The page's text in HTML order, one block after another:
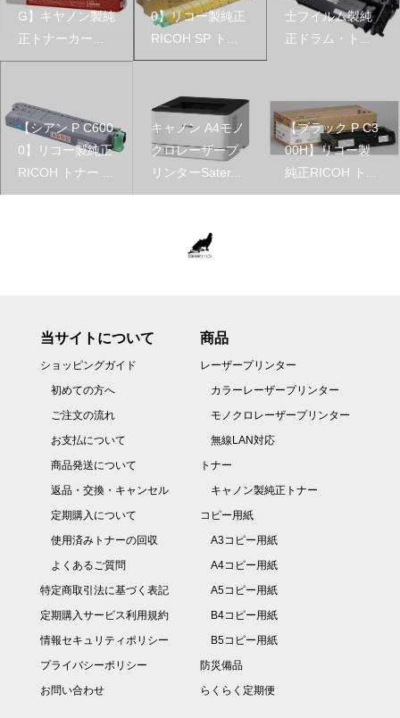
G】キヤノン製純
正トナーカー...
0】リコー製純正
RICOH SP ト...
士フイルム製純
正ドラム・ト...
【シアン P C600
0】リコー製純正
RICOH トナー ...
キャノン A4モノ
クロレーザープ
リンターSater...
【ブラック P C3
00H】リコー製
純正RICOH ト...
当サイトについて
ショッピングガイド
初めての方へ
ご注文の流れ
お支払について
商品発送について
返品・交換・キャンセル
定期購入について
使用済みトナーの回収
よくあるご質問
特定商取引法に基づく表記
定期購入サービス利用規約
情報セキュリティポリシー
プライバシーポリシー
お問い合わせ
商品
レーザープリンター
カラーレーザープリンター
モノクロレーザープリンター
無線LAN対応
トナー
キャノン製純正トナー
コピー用紙
A3コピー用紙
A4コピー用紙
A5コピー用紙
B4コピー用紙
B5コピー用紙
防災備品
らくらく定期便